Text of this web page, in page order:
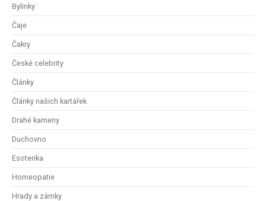
Bylinky
Čaje
Čakry
České celebrity
Články
Články našich kartářek
Drahé kameny
Duchovno
Esoterika
Homeopatie
Hrady a zámky